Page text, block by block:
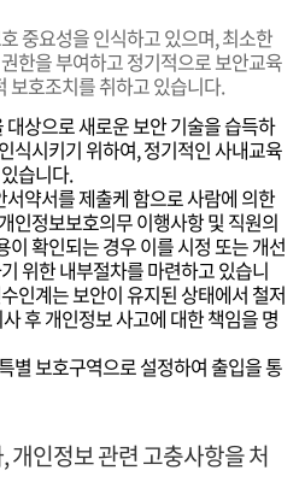
중요성을 인식하고 있으며, 최소한
한을 부여하고 정기적으로 보안교육
보호조치를 취하고 있습니다.
상으로 새로운 보안 기술을 습득하
식시키기 위하여, 정기적인 사내교육
습니다.
약서를 제출케 함으로 사람에 의한
인정보보호의무 이행사항 및 직원의
확인되는 경우 이를 시정 또는 개선
위한 내부절차를 마련하고 있습니
인계는 보안이 유지된 상태에서 철저
후 개인정보 사고에 대한 책임을 명
별 보호구역으로 설정하여 출입을 통
개인정보 관련 고충사항을 처